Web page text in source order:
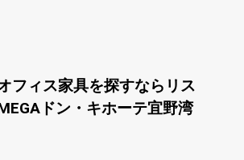
フィス家具を探すならリス
ドン・キホーテ宜野湾